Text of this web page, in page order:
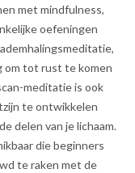
met mindfulness,
oefeningen
om tot rust te komen
meditatie is ook
te ontwikkelen
delen van je lichaam.
die beginners
te raken met de